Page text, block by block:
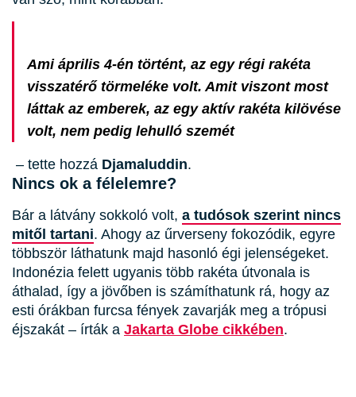
Ami április 4-én történt, az egy régi rakéta
visszatérő törmeléke volt. Amit viszont most
láttak az emberek, az egy aktív rakéta kilövése
volt, nem pedig lehulló szemét
– tette hozzá Djamaluddin.
Nincs ok a félelemre?
Bár a látvány sokkoló volt, a tudósok szerint nincs
mitől tartani. Ahogy az űrverseny fokozódik, egyre
többször láthatunk majd hasonló égi jelenségeket.
Indonézia felett ugyanis több rakéta útvonala is
áthalad, így a jövőben is számíthatunk rá, hogy az
esti órákban furcsa fények zavarják meg a trópusi
éjszakát – írták a Jakarta Globe cikkében.